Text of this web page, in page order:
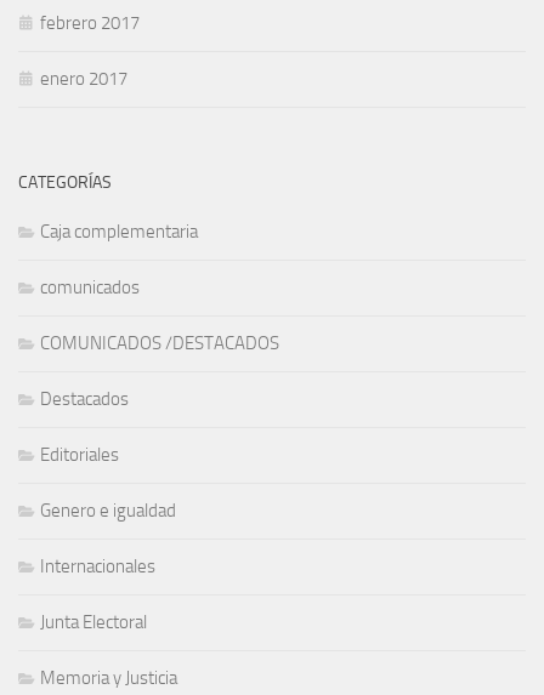
febrero 2017
enero 2017
CATEGORÍAS
Caja complementaria
comunicados
COMUNICADOS /DESTACADOS
Destacados
Editoriales
Genero e igualdad
Internacionales
Junta Electoral
Memoria y Justicia